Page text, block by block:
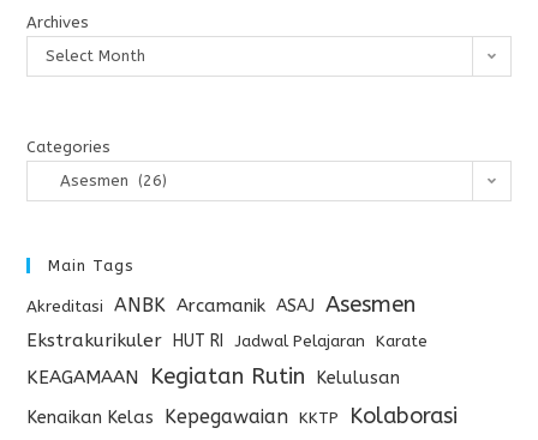
Archives
Select Month
Categories
Asesmen (26)
Main Tags
Akreditasi ANBK Arcamanik ASAJ Asesmen
Ekstrakurikuler HUT RI Jadwal Pelajaran Karate
KEAGAMAAN Kegiatan Rutin
Kelulusan
Kenaikan Kelas
Kepegawaian KKTP Kolaborasi